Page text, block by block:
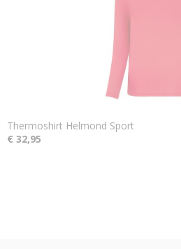
Thermoshirt Helmond Sport
€ 32,95